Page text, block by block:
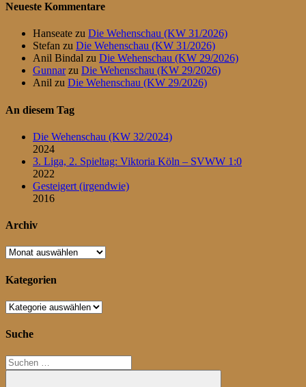
Neueste Kommentare
Hanseate zu Die Wehenschau (KW 31/2026)
Stefan zu Die Wehenschau (KW 31/2026)
Anil Bindal zu Die Wehenschau (KW 29/2026)
Gunnarzu Die Wehenschau (KW 29/2026)
Anil zu Die Wehenschau (KW 29/2026)
An diesem Tag
Die Wehenschau (KW 32/2024)
2024
3. Liga, 2. Spieltag: Viktoria Köln – SVWW 1:0
2022
Gesteigert (irgendwie)
2016
Archiv
Archiv
Kategorien
Kategorien
Suche
Suchen
nach: